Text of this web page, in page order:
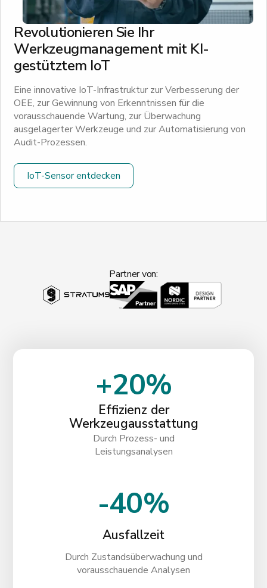
Revolutionieren Sie Ihr
Werkzeugmanagement mit KI-
gestütztem IoT
Eine innovative IoT-Infrastruktur zur Verbesserung der
OEE, zur Gewinnung von Erkenntnissen für die
vorausschauende Wartung, zur Überwachung
ausgelagerter Werkzeuge und zur Automatisierung von
Audit-Prozessen.
IoT-Sensor entdecken
Partner von:
+20%
Effizienz der
Werkzeugausstattung
Durch Prozess- und
Leistungsanalysen
-40%
Ausfallzeit
Durch Zustandsüberwachung und
vorausschauende Analysen